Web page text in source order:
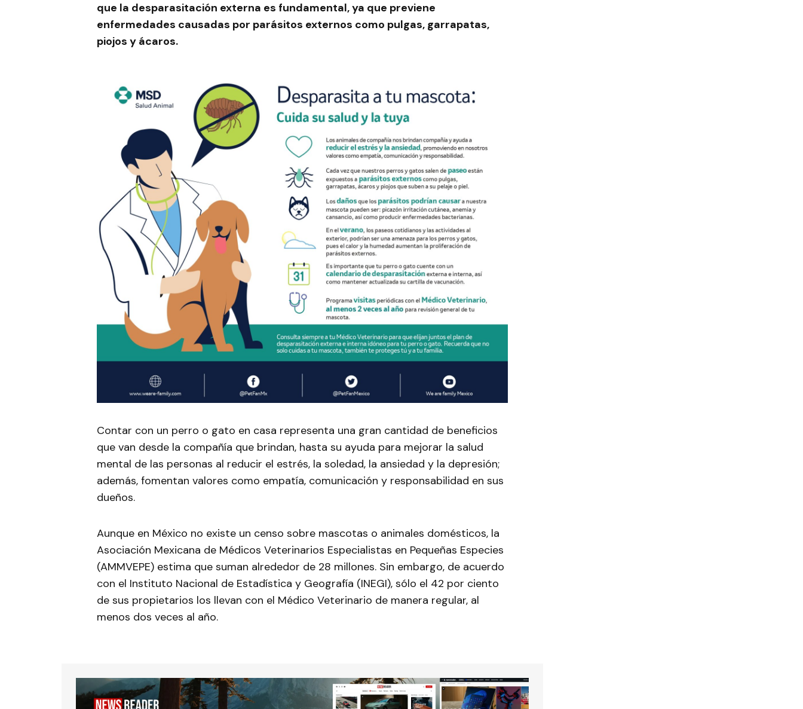
que la desparasitación externa es fundamental, ya que previene
enfermedades causadas por parásitos externos como pulgas, garrapatas,
piojos y ácaros.
Contar con un perro o gato en casa representa una gran cantidad de beneficios
que van desde la compañía que brindan, hasta su ayuda para mejorar la salud
mental de las personas al reducir el estrés, la soledad, la ansiedad y la depresión;
además, fomentan valores como empatía, comunicación y responsabilidad en sus
dueños.
Aunque en México no existe un censo sobre mascotas o animales domésticos, la
Asociación Mexicana de Médicos Veterinarios Especialistas en Pequeñas Especies
(AMMVEPE) estima que suman alrededor de 28 millones. Sin embargo, de acuerdo
con el Instituto Nacional de Estadística y Geografía (INEGI), sólo el 42 por ciento
de sus propietarios los llevan con el Médico Veterinario de manera regular, al
menos dos veces al año.